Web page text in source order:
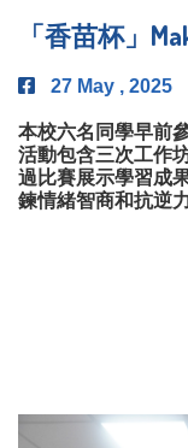
「香苗杯」
27 May , 2025
本校六名同學早前
活動包含三次工作
過比賽展示學習成
鍊情緒智商和抗逆